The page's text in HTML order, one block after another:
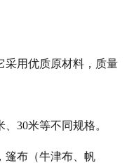
采用优质原材料，质量
30米等不同规格。
篷布（牛津布、帆